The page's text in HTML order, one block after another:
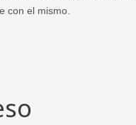
con el mismo.